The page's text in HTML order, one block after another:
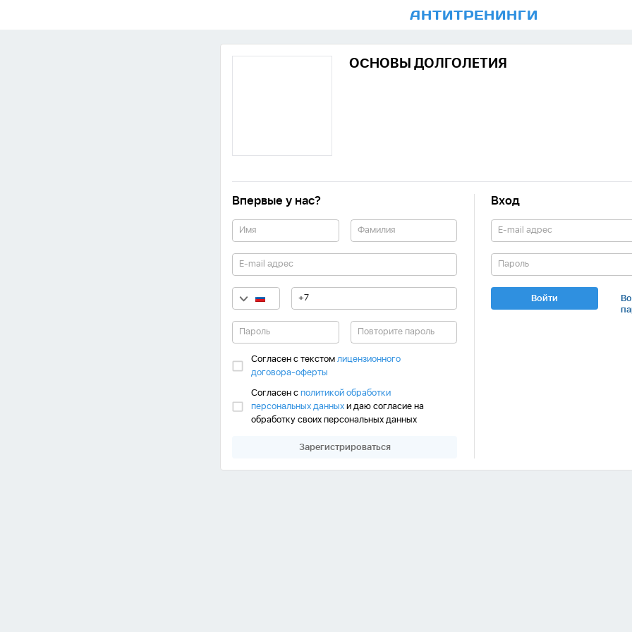
АНТИТРЕНИНГИ
ОСНОВЫ ДОЛГОЛЕТИЯ
Впервые у нас?
Согласен с текстомлицензионного
договора-оферты
Согласен сполитикой обработки
персональных данныхи даю согласие на
обработку своих персональных данных
Зарегистрироваться
Вход
Войти